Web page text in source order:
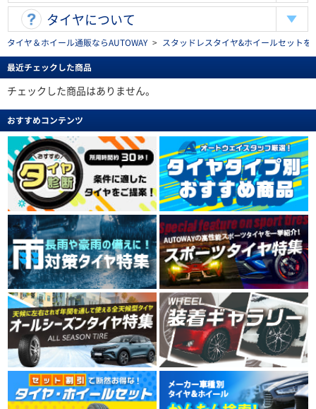
タイヤについて
タイヤ＆ホイール通販ならAUTOWAY > スタッドレスタイヤ&ホイールセット
最近チェックした商品
チェックした商品はありません。
おすすめコンテンツ